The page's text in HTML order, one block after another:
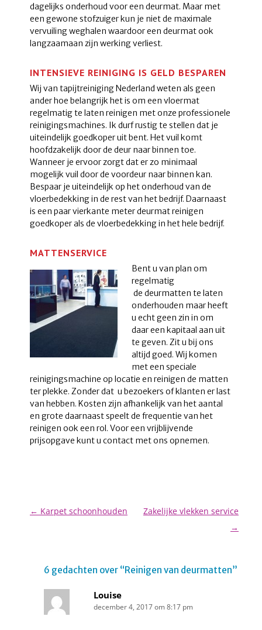
dagelijks onderhoud voor een deurmat. Maar met
een gewone stofzuiger kun je niet de maximale
vervuiling weghalen waardoor een deurmat ook
langzaamaan zijn werking verliest.
INTENSIEVE REINIGING IS GELD BESPAREN
Wij van tapijtreiniging Nederland weten als geen
ander hoe belangrijk het is om een vloermat
regelmatig te laten reinigen met onze professionele
reinigingsmachines. Ik durf rustig te stellen dat je
uiteindelijk goedkoper uit bent. Het vuil komt
hoofdzakelijk door de deur naar binnen toe.
Wanneer je ervoor zorgt dat er zo minimaal
mogelijk vuil door de voordeur naar binnen kan.
Bespaar je uiteindelijk op het onderhoud van de
vloerbedekking in de rest van het bedrijf. Daarnaast
is een paar vierkante meter deurmat reinigen
goedkoper als de vloerbedekking in het hele bedrijf.
MATTENSERVICE
Bent u van plan om
regelmatig
de deurmatten te laten
onderhouden maar heeft
u echt geen zin in om
daar een kapitaal aan uit
te geven. Zit u bij ons
altijd goed. Wij komen
met een speciale
reinigingsmachine op locatie en reinigen de matten
ter plekke. Zonder dat u bezoekers of klanten er last
van hebben. Kosten zijn afhankelijk van het aantal
en grote daarnaast speelt de frequentie van het
reinigen ook een rol. Voor een vrijblijvende
prijsopgave kunt u contact met ons opnemen.
BERICHTNAVIGATIE
← Karpet schoonhouden
Zakelijke vlekken service
→
6 gedachten over “Reinigen van deurmatten”
Louise
december 4, 2017 om 8:17 pm